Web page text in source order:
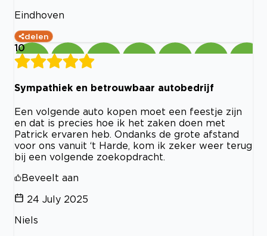
Eindhoven
delen
10
Sympathiek en betrouwbaar autobedrijf
Een volgende auto kopen moet een feestje zijn
en dat is precies hoe ik het zaken doen met
Patrick ervaren heb. Ondanks de grote afstand
voor ons vanuit ‘t Harde, kom ik zeker weer terug
bij een volgende zoekopdracht.
Beveelt aan
24 July 2025
Niels